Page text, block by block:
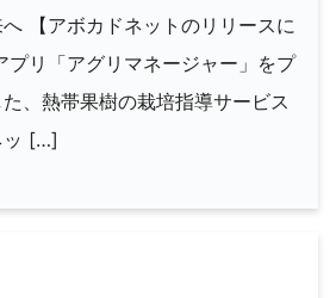
【アボカドネットのリリースに
プリ「アグリマネージャー」をプ
、熱帯果樹の栽培指導サービス
ッ […]